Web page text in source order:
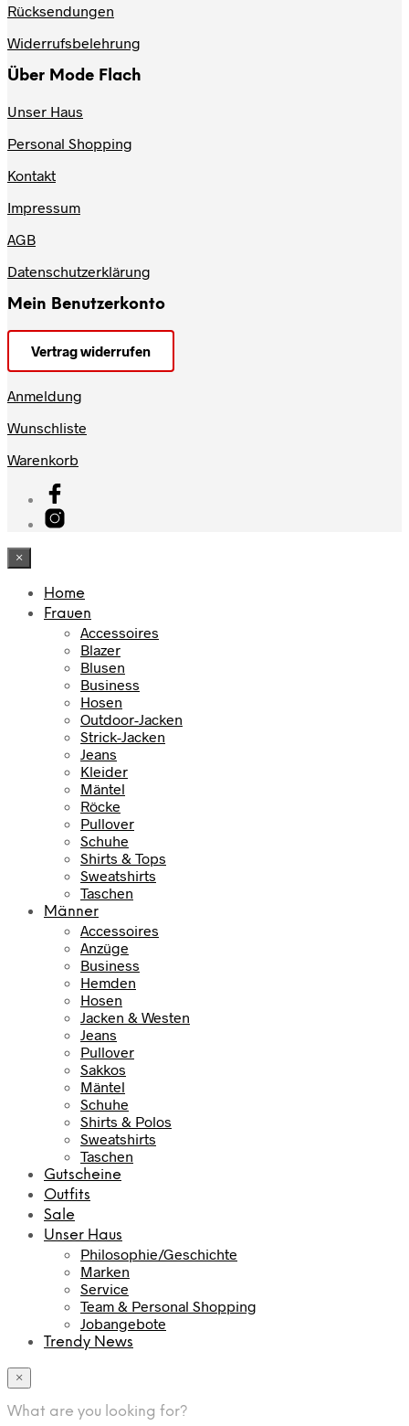
Rücksendungen
Widerrufsbelehrung
Über Mode Flach
Unser Haus
Personal Shopping
Kontakt
Impressum
AGB
Datenschutzerklärung
Mein Benutzerkonto
Vertrag widerrufen
Anmeldung
Wunschliste
Warenkorb
×
Home
Frauen
Accessoires
Blazer
Blusen
Business
Hosen
Outdoor-Jacken
Strick-Jacken
Jeans
Kleider
Mäntel
Röcke
Pullover
Schuhe
Shirts & Tops
Sweatshirts
Taschen
Männer
Accessoires
Anzüge
Business
Hemden
Hosen
Jacken & Westen
Jeans
Pullover
Sakkos
Mäntel
Schuhe
Shirts & Polos
Sweatshirts
Taschen
Gutscheine
Outfits
Sale
Unser Haus
Philosophie/Geschichte
Marken
Service
Team & Personal Shopping
Jobangebote
Trendy News
×
What are you looking for?